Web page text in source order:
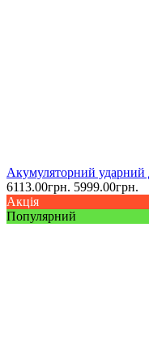
Акумуляторний ударний
6113.00грн. 5999.00грн.
Акція
Популярний